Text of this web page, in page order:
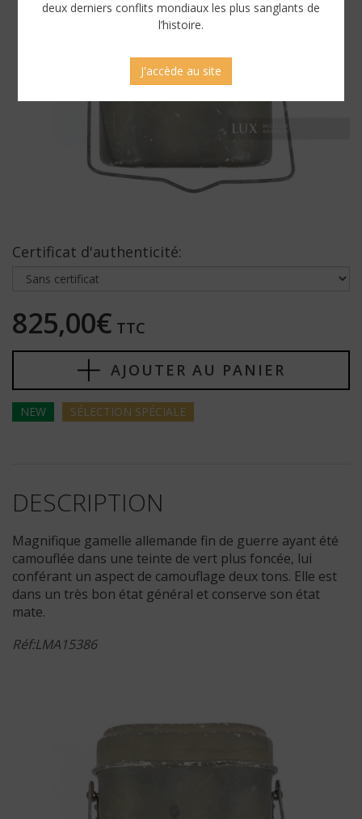
Certificat d'authenticité:
825,00€ TTC
AJOUTER AU PANIER
NEW SÉLECTION SPÉCIALE
DESCRIPTION
Magnifique gamelle allemande fin de guerre ayant été
camouflée dans une teinte de vert plus foncée, lui
conférant un aspect de camouflage deux tons. Elle est
dans un très bon état général et conserve son état
mate.
Réf:LMA15386
deux derniers conflits mondiaux les plus sanglants de
l’histoire.
J'accède au site